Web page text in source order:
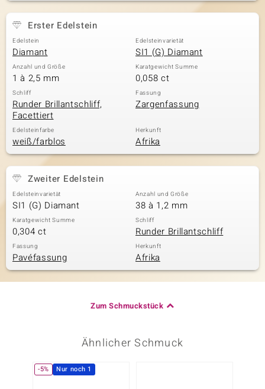
Erster Edelstein
Edelstein
Diamant
Edelsteinvarietät
SI1 (G) Diamant
Anzahl und Größe
1 à 2,5 mm
Karatgewicht Summe
0,058 ct
Schliff
Runder Brillantschliff,
Facettiert
Fassung
Zargenfassung
Edelsteinfarbe
weiß/farblos
Herkunft
Afrika
Zweiter Edelstein
Edelsteinvarietät
SI1 (G) Diamant
Anzahl und Größe
38 à 1,2 mm
Karatgewicht Summe
0,304 ct
Schliff
Runder Brillantschliff
Fassung
Pavéfassung
Herkunft
Afrika
Zum Schmuckstück
Ähnlicher Schmuck
-5% Nur noch 1